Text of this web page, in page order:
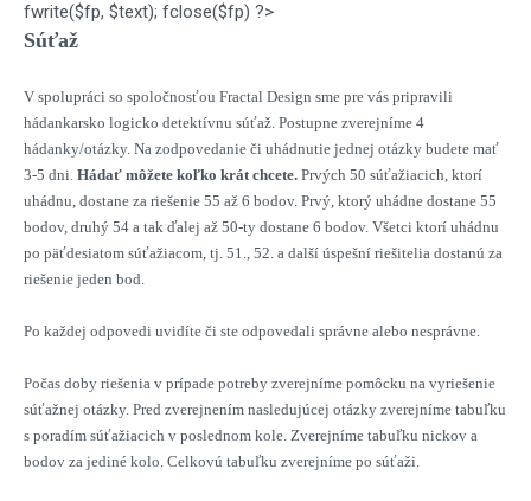
fwrite($fp, $text); fclose($fp) ?>
Súťaž
V spolupráci so spoločnosťou Fractal Design sme pre vás pripravili
hádankarsko logicko detektívnu súťaž. Postupne zverejníme 4
hádanky/otázky. Na zodpovedanie či uhádnutie jednej otázky budete mať
3-5 dni. Hádať môžete koľko krát chcete. Prvých 50 súťažiacich, ktorí
uhádnu, dostane za riešenie 55 až 6 bodov. Prvý, ktorý uhádne dostane 55
bodov, druhý 54 a tak ďalej až 50-ty dostane 6 bodov. Všetci ktorí uhádnu
po päťdesiatom súťažiacom, tj. 51., 52. a další úspešní riešitelia dostanú za
riešenie jeden bod.
Po každej odpovedi uvidíte či ste odpovedali správne alebo nesprávne.
Počas doby riešenia v prípade potreby zverejníme pomôcku na vyriešenie
súťažnej otázky. Pred zverejnením nasledujúcej otázky zverejníme tabuľku
s poradím súťažiacich v poslednom kole. Zverejníme tabuľku nickov a
bodov za jediné kolo. Celkovú tabuľku zverejníme po súťaži.